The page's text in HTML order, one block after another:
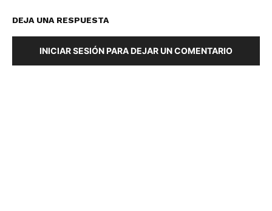
DEJA UNA RESPUESTA
INICIAR SESIÓN PARA DEJAR UN COMENTARIO